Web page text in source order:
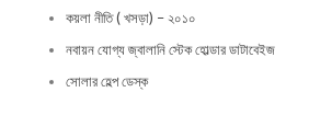
কয়লা নীতি ( খসড়া) – ২০১০
নবায়ন যোগ্য জ্বালানি স্টেক হোল্ডার ডাটাবেইজ
সোলার হেল্প ডেস্ক